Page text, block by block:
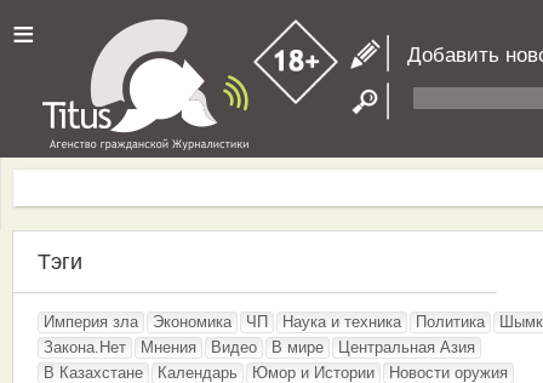
≡ Добавить
Тэги
Империя зла Экономика ЧП Наука и техника Политика
Закона.Нет
Мнения Видео В мире
Центральная Азия
В Казахстане
Календарь Юмор и Истории
Новости оружия